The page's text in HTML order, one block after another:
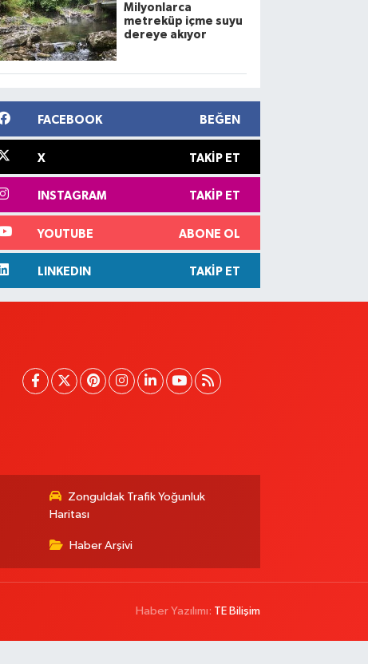
Milyonlarca
metreküp içme suyu
dereye akıyor
FACEBOOK BEĞEN
X TAKIP ET
INSTAGRAM TAKIP ET
YOUTUBE ABONE OL
LINKEDIN TAKIP ET
Zonguldak Trafik Yoğunluk
Haritası
Haber Arşivi
Haber Yazılımı: TE Bilişim